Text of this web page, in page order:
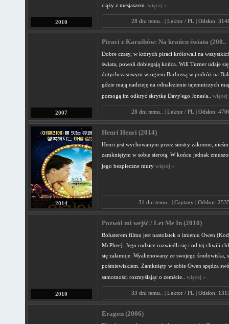
2010
ciąży z mesjaszem. więcej »
28 dni temu.. | Lektor / PL | Odsłon:
2007
Piraci z Karaibów: Na krańcu świata (200..
Dobre czasy, w których piraci królowali na
świata, powoli dobiegają końca. Will Turner udaje się
dotychczasowym wrogiem Barbossą w podróż na
gdzie mają nadzieję na odnalezienie tajemniczych
pomogą im odkryć skrytkę Davy'ego Jones'a.. więcej
28 dni temu.. | Lektor / PL | Odsłon:
2014
Henri Henri (2014)
Henri jest wychowanym przez siostry zakonne,
zamkniętym w sobie sierotą. W końcu jednak
jego bezpieczne mury więcej »
31 dni temu.. | Czytany | Odsłon:
2010
Pozwól mi wejść / Let Me In (2010)
Bohaterem filmu jest nastolatek o imieniu Owen
McPhee). Jego rodzice rozwiedli się i od tej chwili
się załamuje. Wyalienowany ze swojego środowiska,
pośmiewiskiem. Zamknięty w sobie Owen spędza
samotności rozmyślając o zemście.. więcej »
33 dni temu.. | Lektor / PL | Odsłon:
Eragon (2006)